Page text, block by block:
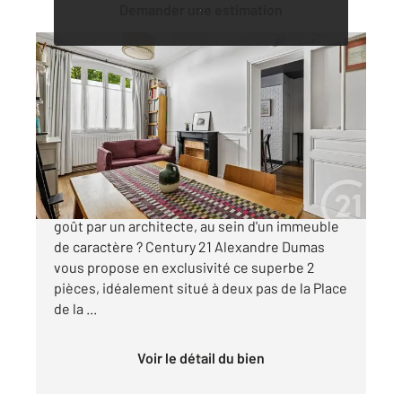
Demander une estimation
PARIS 75020
46,59 m2 , 2 pièces
Ref : 13579
Appartement F2 à vendre
446 500 €
Vous rêvez d'un appartement repensé avec
goût par un architecte, au sein d'un immeuble
de caractère ? Century 21 Alexandre Dumas
vous propose en exclusivité ce superbe 2
pièces, idéalement situé à deux pas de la Place
de la ...
Voir le détail du bien